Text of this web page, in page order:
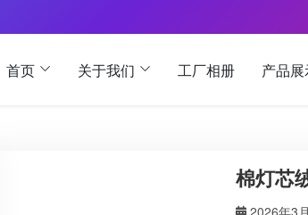
首页 关于我们 工厂相册 产品
棉灯芯
2026年3